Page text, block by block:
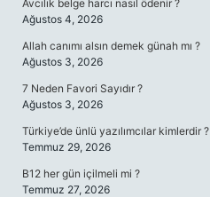
Avcılık belge harcı nasıl ödenir ?
Ağustos 4, 2026
Allah canımı alsın demek günah mı ?
Ağustos 3, 2026
7 Neden Favori Sayıdır ?
Ağustos 3, 2026
Türkiye’de ünlü yazılımcılar kimlerdir ?
Temmuz 29, 2026
B12 her gün içilmeli mi ?
Temmuz 27, 2026